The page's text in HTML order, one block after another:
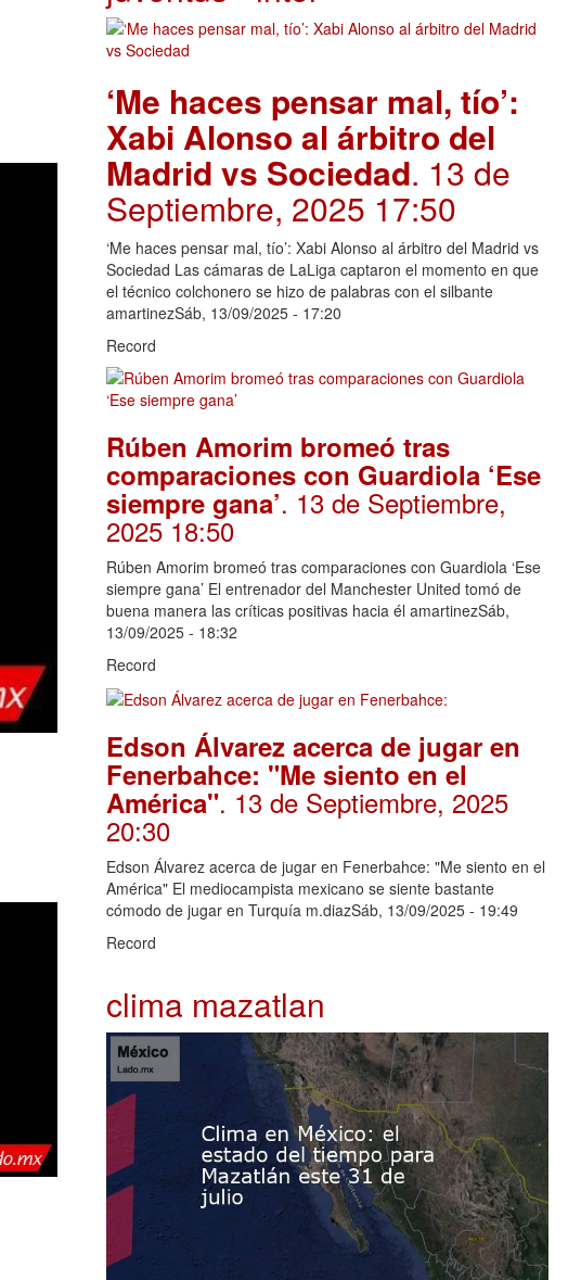
‘Me haces pensar mal, tío’:
Xabi Alonso al árbitro del
Madrid vs Sociedad. 13 de
Septiembre, 2025 17:50
‘Me haces pensar mal, tío’: Xabi Alonso al árbitro del Madrid vs
Sociedad Las cámaras de LaLiga captaron el momento en que
el técnico colchonero se hizo de palabras con el silbante
amartinezSáb, 13/09/2025 - 17:20
Record
Rúben Amorim bromeó tras
comparaciones con Guardiola ‘Ese
siempre gana’. 13 de Septiembre,
2025 18:50
Rúben Amorim bromeó tras comparaciones con Guardiola ‘Ese
siempre gana’ El entrenador del Manchester United tomó de
buena manera las críticas positivas hacia él amartinezSáb,
13/09/2025 - 18:32
Record
Edson Álvarez acerca de jugar en
Fenerbahce: "Me siento en el
América". 13 de Septiembre, 2025
20:30
Edson Álvarez acerca de jugar en Fenerbahce: "Me siento en el
América" El mediocampista mexicano se siente bastante
cómodo de jugar en Turquía m.diazSáb, 13/09/2025 - 19:49
Record
clima mazatlan